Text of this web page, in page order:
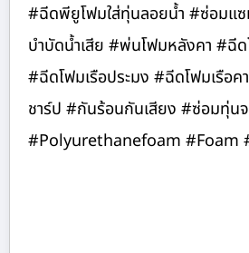
#ฉีดพียูโฟมใส่ทุ่นลอยน้ำ #ซ่อมแ
บำบัดน้ำเสีย #พ่นโฟมหลังคา #ฉี
#ฉีดโฟมเรือประมง #ฉีดโฟมเรื
ชาร์ป #กันร้อนกันเสียง #ซ่อมทุ่
#Polyurethanefoam #Foam